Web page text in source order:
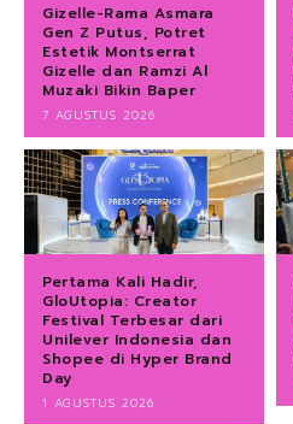
Gizelle-Rama Asmara
Gen Z Putus, Potret
Estetik Montserrat
Gizelle dan Ramzi Al
Muzaki Bikin Baper
7 AGUSTUS 2026
Pertama Kali Hadir,
GloUtopia: Creator
Festival Terbesar dari
Unilever Indonesia dan
Shopee di Hyper Brand
Day
1 AGUSTUS 2026